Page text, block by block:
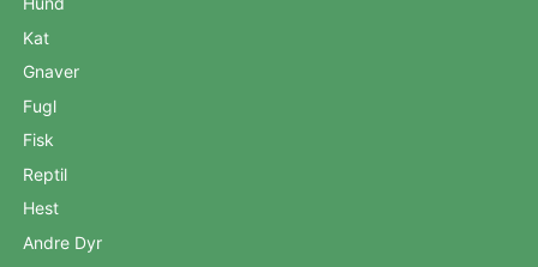
Kat
Gnaver
Fugl
Fisk
Reptil
Hest
Andre Dyr